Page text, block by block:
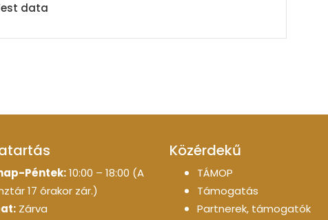
data
Péntek:10:00 – 18:00 (A
17 órakor zár.)
Zárva
Közérdekű
TÁMOP
Támogatás
Partnerek, támogatók